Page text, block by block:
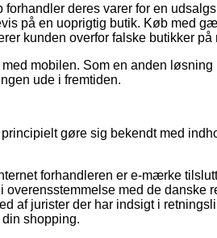
deres varer for en
på en uoprigtig butik. Køb med
kunden overfor falske butikker på
mobilen. Som en anden
ude i fremtiden.
gøre sig bekendt med
forhandleren er e-mærke
med de danske
af jurister der har indsigt i
shopping.